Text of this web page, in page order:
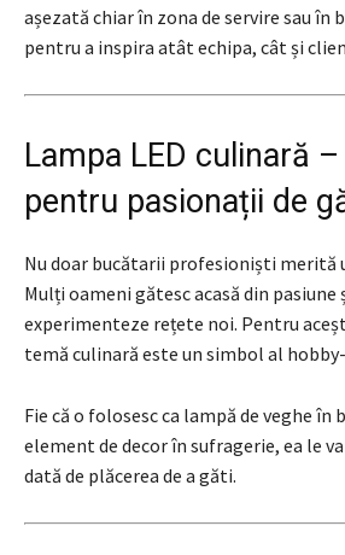
așezată chiar în zona de servire sau în
pentru a inspira atât echipa, cât și
Lampa LED culinară
pentru pasionații de
Nu doar bucătarii profesioniști merită
Mulți oameni gătesc acasă din pasiune
experimenteze rețete noi. Pentru
temă culinară este un simbol al
Fie că o folosesc ca lampă de veghe în
element de decor în sufragerie, ea le
dată de plăcerea de a găti.